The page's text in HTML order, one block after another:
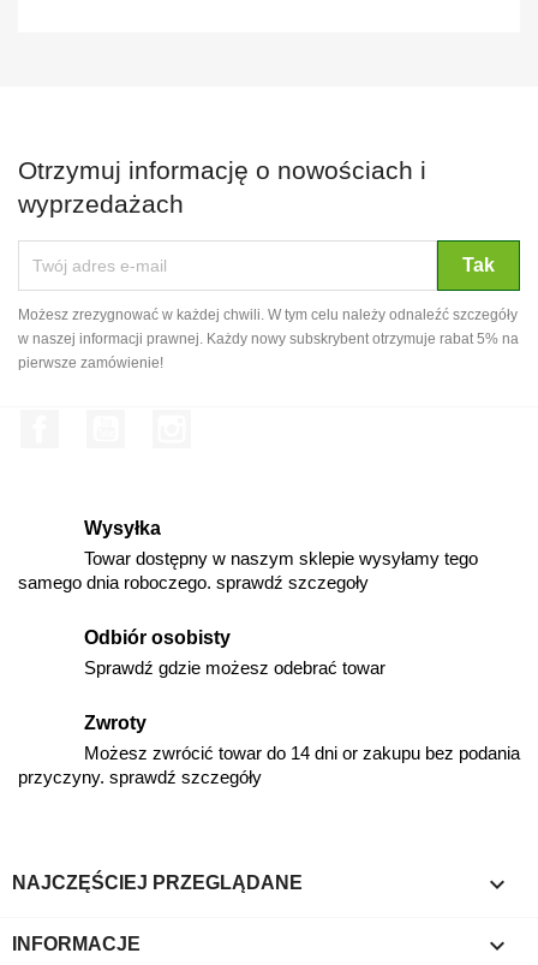
Otrzymuj informację o nowościach i
wyprzedażach
Możesz zrezygnować w każdej chwili. W tym celu należy odnaleźć szczegóły
w naszej informacji prawnej. Każdy nowy subskrybent otrzymuje rabat 5% na
pierwsze zamówienie!
Wysyłka
Towar dostępny w naszym sklepie wysyłamy tego
samego dnia roboczego. sprawdź szczegoły
Odbiór osobisty
Sprawdź gdzie możesz odebrać towar
Zwroty
Możesz zwrócić towar do 14 dni or zakupu bez podania
przyczyny. sprawdź szczegóły
NAJCZĘŚCIEJ PRZEGLĄDANE 
INFORMACJE 